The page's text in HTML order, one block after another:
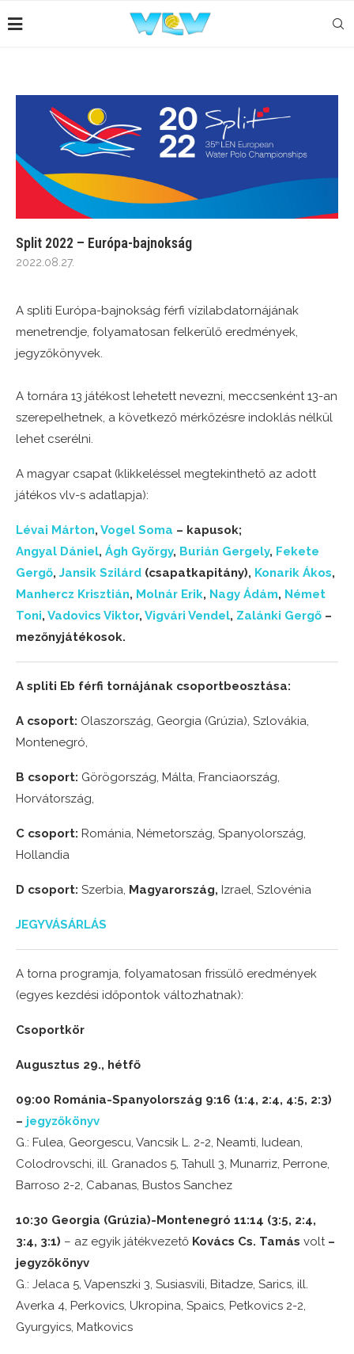
Split 2022 – Európa-bajnokság
2022.08.27.
A spliti Európa-bajnokság férfi vízilabdatornájának
menetrendje, folyamatosan felkerülő eredmények,
jegyzőkönyvek.
A tornára 13 játékost lehetett nevezni, meccsenként 13-an
szerepelhetnek, a következő mérkőzésre indoklás nélkül
lehet cserélni.
A magyar csapat (klikkeléssel megtekinthető az adott
játékos vlv-s adatlapja):
Lévai Márton, Vogel Soma – kapusok;
Angyal Dániel, Ágh György, Burián Gergely, Fekete
Gergő, Jansik Szilárd (csapatkapitány), Konarik Ákos,
Manhercz Krisztián, Molnár Erik, Nagy Ádám, Német
Toni, Vadovics Viktor, Vigvári Vendel, Zalánki Gergő –
mezőnyjátékosok.
A spliti Eb férfi tornájának csoportbeosztása:
A csoport: Olaszország, Georgia (Grúzia), Szlovákia,
Montenegró,
B csoport: Görögország, Málta, Franciaország,
Horvátország,
C csoport: Románia, Németország, Spanyolország,
Hollandia
D csoport: Szerbia, Magyarország, Izrael, Szlovénia
JEGYVÁSÁRLÁS
A torna programja, folyamatosan frissülő eredmények
(egyes kezdési időpontok változhatnak):
Csoportkör
Augusztus 29., hétfő
09:00 Románia-Spanyolország 9:16 (1:4, 2:4, 4:5, 2:3)
– jegyzőkönyv
G.: Fulea, Georgescu, Vancsik L. 2-2, Neamti, Iudean,
Colodrovschi, ill. Granados 5, Tahull 3, Munarriz, Perrone,
Barroso 2-2, Cabanas, Bustos Sanchez
10:30 Georgia (Grúzia)-Montenegró 11:14 (3:5, 2:4,
3:4, 3:1) – az egyik játékvezető Kovács Cs. Tamás volt –
jegyzőkönyv
G.: Jelaca 5, Vapenszki 3, Susiasvili, Bitadze, Sarics, ill.
Averka 4, Perkovics, Ukropina, Spaics, Petkovics 2-2,
Gyurgyics, Matkovics